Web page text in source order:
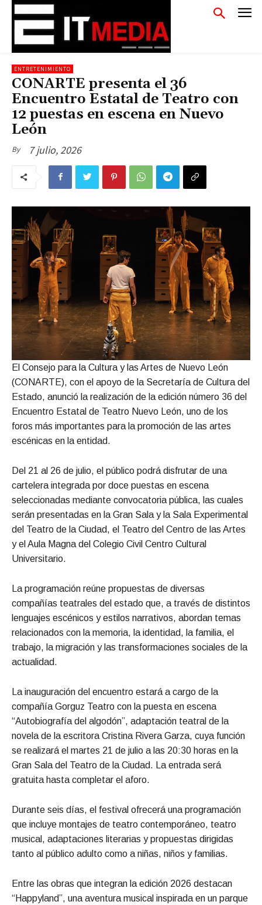
ENTRETENIMIENTO
CONARTE presenta el 36
Encuentro Estatal de Teatro con
12 puestas en escena en Nuevo
León
By 7 julio, 2026
El Consejo para la Cultura y las Artes de Nuevo León
(CONARTE), con el apoyo de la Secretaría de Cultura del
Estado, anunció la realización de la edición número 36 del
Encuentro Estatal de Teatro Nuevo León, uno de los
foros más importantes para la promoción de las artes
escénicas en la entidad.
Del 21 al 26 de julio, el público podrá disfrutar de una
cartelera integrada por doce puestas en escena
seleccionadas mediante convocatoria pública, las cuales
serán presentadas en la Gran Sala y la Sala Experimental
del Teatro de la Ciudad, el Teatro del Centro de las Artes
y el Aula Magna del Colegio Civil Centro Cultural
Universitario.
La programación reúne propuestas de diversas
compañías teatrales del estado que, a través de distintos
lenguajes escénicos y estilos narrativos, abordan temas
relacionados con la memoria, la identidad, la familia, el
trabajo, la migración y las transformaciones sociales de la
actualidad.
La inauguración del encuentro estará a cargo de la
compañía Gorguz Teatro con la puesta en escena
“Autobiografía del algodón”, adaptación teatral de la
novela de la escritora Cristina Rivera Garza, cuya función
se realizará el martes 21 de julio a las 20:30 horas en la
Gran Sala del Teatro de la Ciudad. La entrada será
gratuita hasta completar el aforo.
Durante seis días, el festival ofrecerá una programación
que incluye montajes de teatro contemporáneo, teatro
musical, adaptaciones literarias y propuestas dirigidas
tanto al público adulto como a niñas, niños y familias.
Entre las obras que integran la edición 2026 destacan
“Happyland”, una aventura musical inspirada en un parque